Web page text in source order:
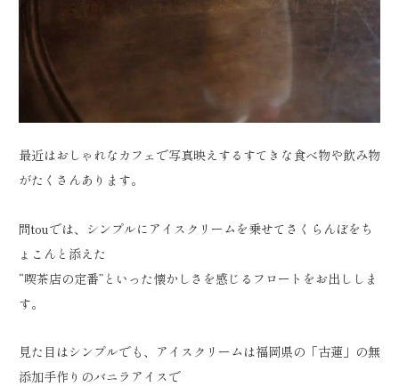
最近はおしゃれなカフェで写真映えするすてきな食べ物や飲み物
がたくさんあります。
問touでは、シンプルにアイスクリームを乗せてさくらんぼをち
ょこんと添えた
“喫茶店の定番”といった懐かしさを感じるフロートをお出ししま
す。
見た目はシンプルでも、アイスクリームは福岡県の「古蓮」の無
添加手作りのバニラアイスで